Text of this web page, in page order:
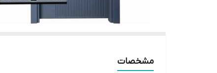
مشخصات